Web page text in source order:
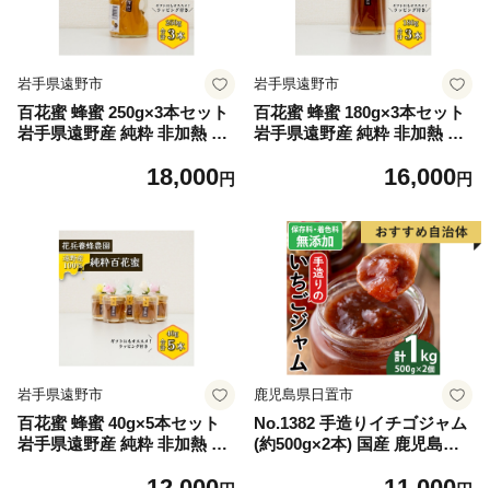
岩手県遠野市
百花蜜 蜂蜜 250g×3本セット
岩手県遠野産 純粋 非加熱 花
18,000円
岩手県遠野市
百花蜜 蜂蜜 180g×3本セット
岩手県遠野産 純粋 非加熱 花
16,000円
岩手県遠野市
百花蜜 蜂蜜 40g×5本セット
岩手県遠野産 純粋 非加熱 花
鹿児島県日置市
No.1382 手造りイチゴジャム
(約500g×2本) 国産 鹿児島県